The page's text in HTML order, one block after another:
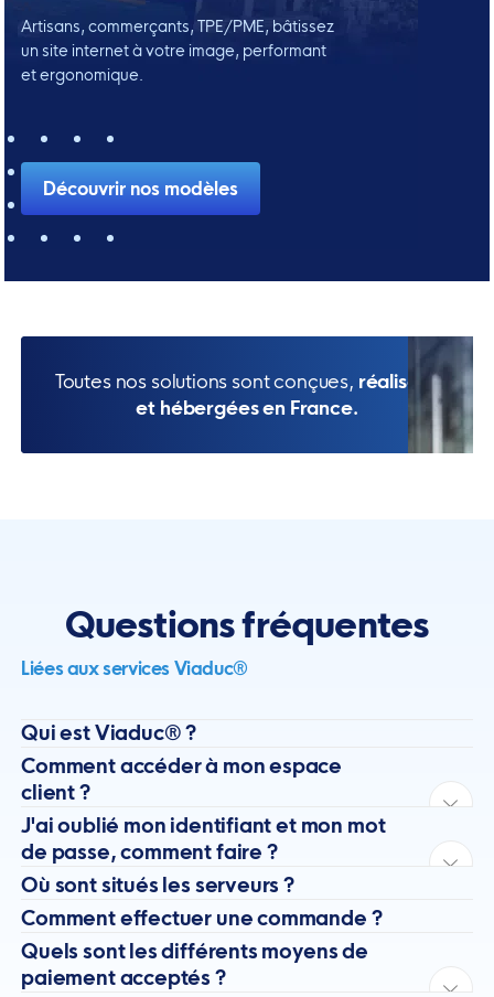
Artisans, commerçants, TPE/PME, bâtissez
un site internet à votre image, performant
et ergonomique.
Découvrir nos modèles
Toutes nos solutions sont conçues, réalisées
et hébergées en France.
Questions fréquentes
Liées aux services Viaduc®
Qui est Viaduc® ?
Comment accéder à mon espace
client ?
J'ai oublié mon identifiant et mon mot
de passe, comment faire ?
Où sont situés les serveurs ?
Comment effectuer une commande ?
Quels sont les différents moyens de
paiement acceptés ?